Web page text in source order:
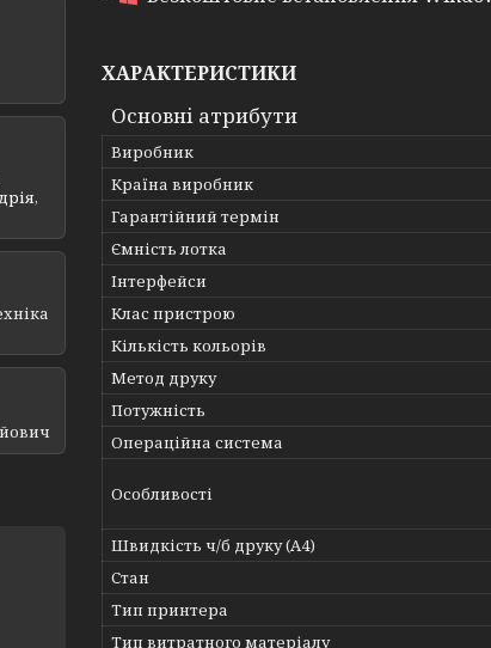
ХАРАКТЕРИСТИКИ
Основні атрибути
Виробник
Країна виробник
Гарантійний термін
Ємність лотка
Інтерфейси
Клас пристрою
Кількість кольорів
Метод друку
Потужність
Операційна система
Особливості
Швидкість ч/б друку (A4)
Стан
Тип принтера
Тип витратного матеріалу